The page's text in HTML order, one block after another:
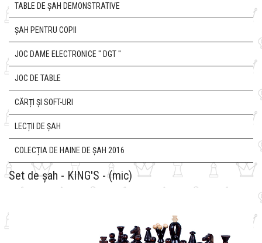
TABLE DE ȘAH DEMONSTRATIVE
ȘAH PENTRU COPII
JOC DAME ELECTRONICE " DGT "
JOC DE TABLE
CĂRȚI ȘI SOFT-URI
LECȚII DE ȘAH
COLECȚIA DE HAINE DE ȘAH 2016
Set de șah - KING'S - (mic)